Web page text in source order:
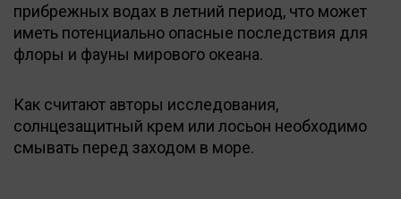
прибрежных водах в летний период, что может
иметь потенциально опасные последствия для
флоры и фауны мирового океана.
Как считают авторы исследования,
солнцезащитный крем или лосьон необходимо
смывать перед заходом в море.